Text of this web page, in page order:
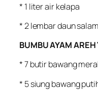
* 1 liter air kelapa
* 2 lembar daun salam
BUMBU AYAM
* 7 butir bawang
* 5 siung bawang